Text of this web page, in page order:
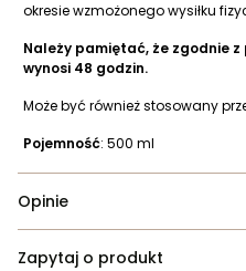
okresie wzmożonego wysiłku
Należy pamiętać, że zgodnie z
wynosi 48 godzin.
Może być również stosowany
Pojemność: 500 ml
Opinie
Zapytaj o produkt